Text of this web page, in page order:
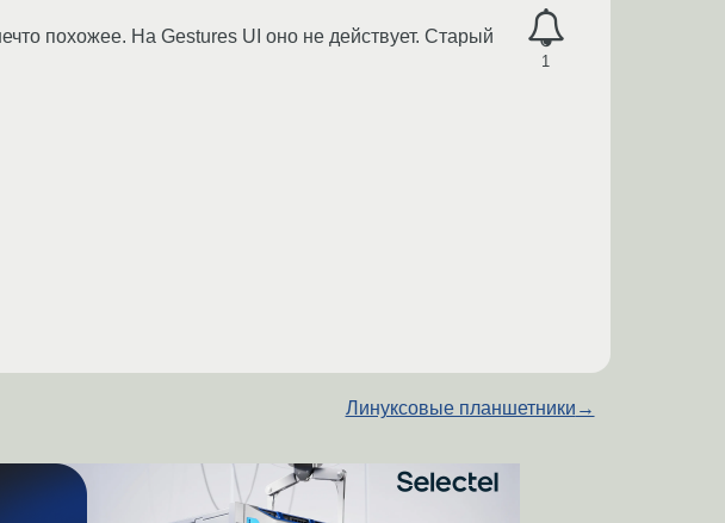
1
похожее. На Gestures UI оно не действует. Старый
Линуксовые планшетники →